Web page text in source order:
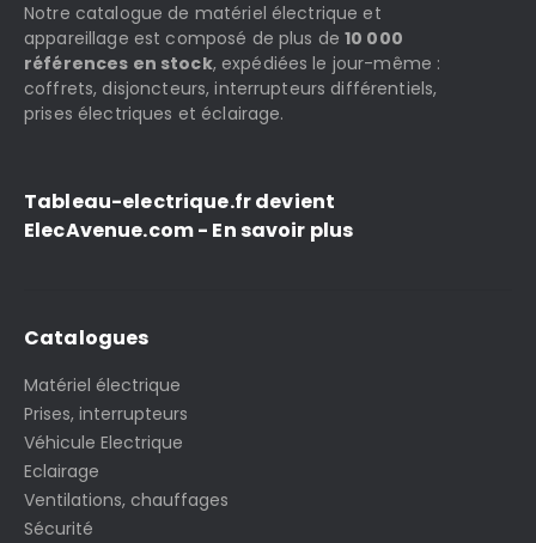
Notre catalogue de matériel électrique et
appareillage est composé de plus de10 000
références en stock, expédiées le jour-même :
coffrets, disjoncteurs, interrupteurs différentiels,
prises électriques et éclairage.
Tableau-electrique.fr devient
ElecAvenue.com - En savoir plus
Catalogues
Matériel électrique
Prises, interrupteurs
Véhicule Electrique
Eclairage
Ventilations, chauffages
Sécurité